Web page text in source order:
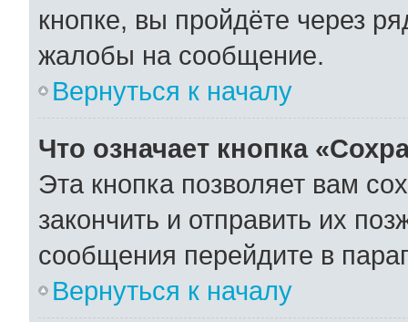
кнопке, вы пройдёте через
жалобы на сообщение.
Вернуться к началу
Что означает кнопка
Эта кнопка позволяет вам
закончить и отправить их
сообщения перейдите в
Вернуться к началу